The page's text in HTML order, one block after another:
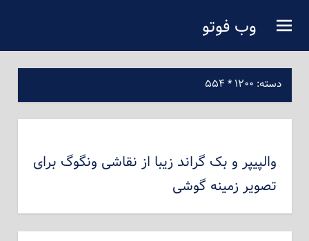
محتوای
اصلی
وب فوتو
دسته: ۱۲۰۰ * ۵۵۴
والپیپر و بک گراند زیبا از نقاشی ونگوگ برای
تصویر زمینه گوشی